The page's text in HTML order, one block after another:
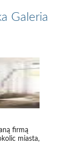
Galeria
firmą
miasta,